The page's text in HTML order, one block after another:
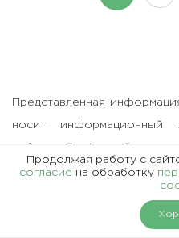
На
Представленная
носит информационный
публичной офертой.
Продолжая работу с
согласие на обработку